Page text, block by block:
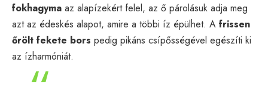
fokhagyma az alapízekért felel, az ő párolásuk adja meg
azt az édeskés alapot, amire a többi íz épülhet. A frissen
őrölt fekete bors pedig pikáns csípősségével egészíti ki
az ízharmóniát.